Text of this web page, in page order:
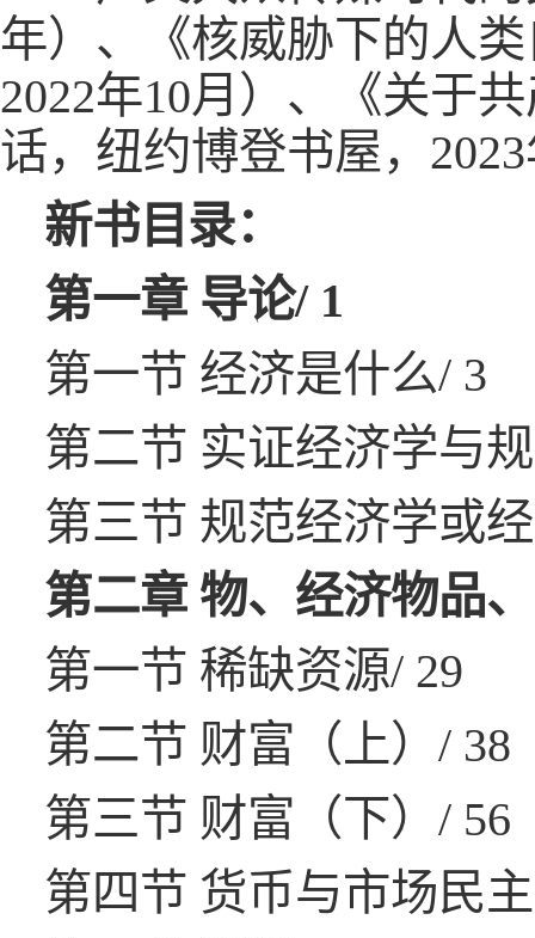
年）、《核威胁下的人
2022年10月）、《关于
话，纽约博登书屋，
新书目录：
第一章 导论/ 1
第一节 经济是什么/ 3
第二节 实证经济学与
第三节 规范经济学或
第二章 物、经济物品
第一节 稀缺资源/ 29
第二节 财富（上）/ 38
第三节 财富（下）/ 56
第四节 货币与市场民